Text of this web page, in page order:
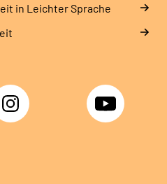
in Leichter Sprache
Instagram YouTube